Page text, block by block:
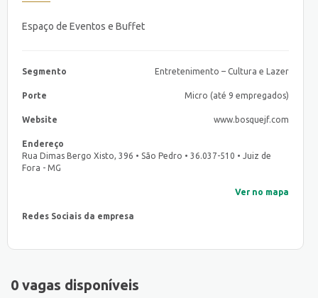
Espaço de Eventos e Buffet
Segmento Entretenimento – Cultura e Lazer
Porte Micro (até 9 empregados)
Website www.bosquejf.com
Endereço
Rua Dimas Bergo Xisto, 396 • São Pedro • 36.037-510 • Juiz de
Fora - MG
Ver no mapa
Redes Sociais da empresa
0 vagas disponíveis